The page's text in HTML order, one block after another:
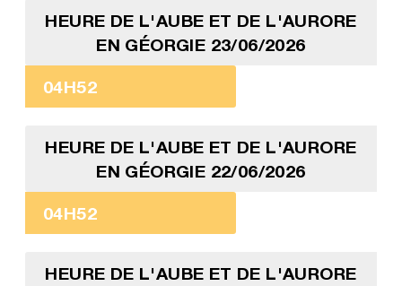
HEURE DE L'AUBE ET DE L'AURORE
EN GÉORGIE 23/06/2026
04H52
HEURE DE L'AUBE ET DE L'AURORE
EN GÉORGIE 22/06/2026
04H52
HEURE DE L'AUBE ET DE L'AURORE